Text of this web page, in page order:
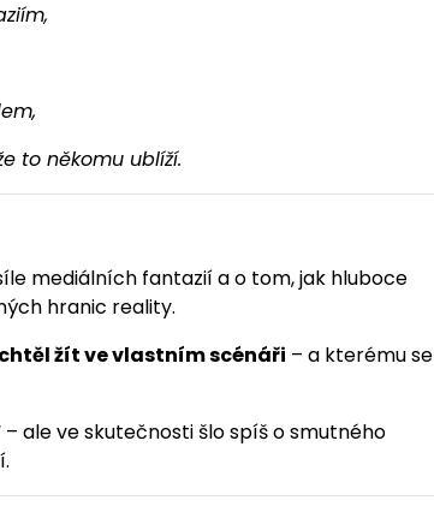
to někomu ublíží.
mediálních fantazií a o tom, jak hluboce
hranic reality.
žít ve vlastním scénáři – a kterému se
– ale ve skutečnosti šlo spíš o smutného